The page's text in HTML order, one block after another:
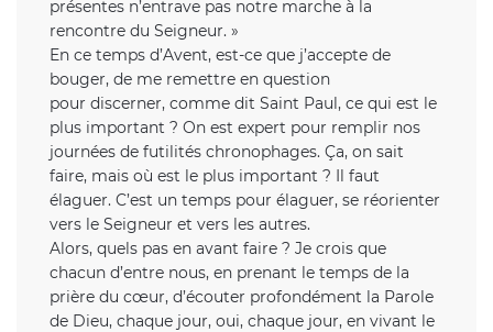
présentes n’entrave pas notre marche à la
rencontre du Seigneur. »
En ce temps d’Avent, est-ce que j’accepte de
bouger, de me remettre en question
pour discerner, comme dit Saint Paul, ce qui est le
plus important ? On est expert pour remplir nos
journées de futilités chronophages. Ça, on sait
faire, mais où est le plus important ? Il faut
élaguer. C’est un temps pour élaguer, se réorienter
vers le Seigneur et vers les autres.
Alors, quels pas en avant faire ? Je crois que
chacun d’entre nous, en prenant le temps de la
prière du cœur, d’écouter profondément la Parole
de Dieu, chaque jour, oui, chaque jour, en vivant le